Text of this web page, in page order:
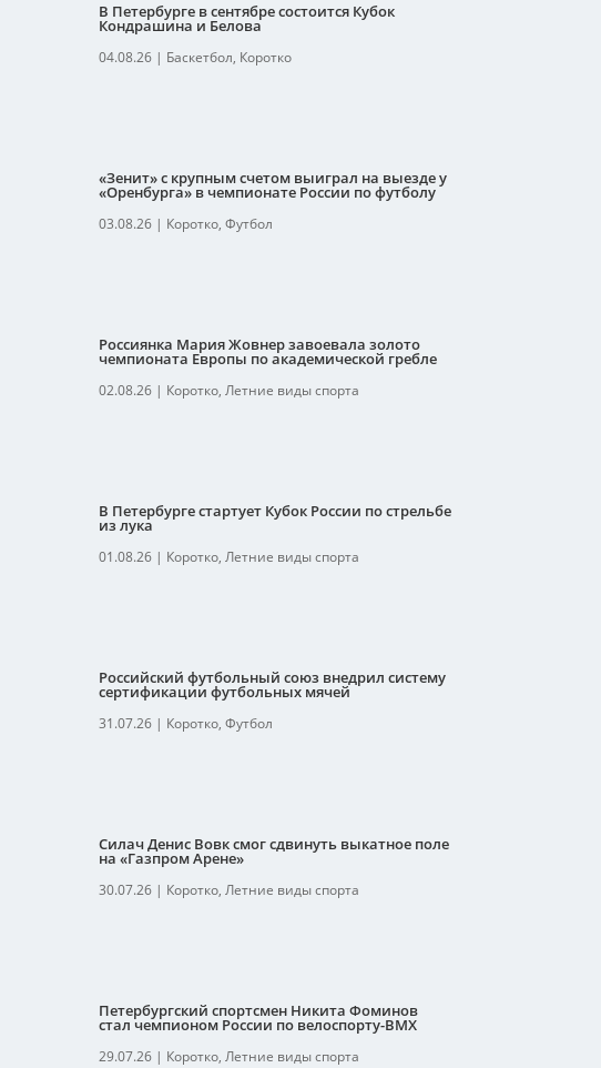
В Петербурге в сентябре состоится Кубок
Кондрашина и Белова
04.08.26| Баскетбол, Коротко
«Зенит» с крупным счетом выиграл на выезде у
«Оренбурга» в чемпионате России по футболу
03.08.26| Коротко, Футбол
Россиянка Мария Жовнер завоевала золото
чемпионата Европы по академической гребле
02.08.26| Коротко, Летние виды спорта
В Петербурге стартует Кубок России по стрельбе
из лука
01.08.26| Коротко, Летние виды спорта
Российский футбольный союз внедрил систему
сертификации футбольных мячей
31.07.26| Коротко, Футбол
Силач Денис Вовк смог сдвинуть выкатное поле
на «Газпром Арене»
30.07.26| Коротко, Летние виды спорта
Петербургский спортсмен Никита Фоминов
стал чемпионом России по велоспорту-ВМХ
29.07.26| Коротко, Летние виды спорта